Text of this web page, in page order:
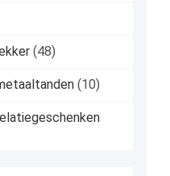
(48)
(10)